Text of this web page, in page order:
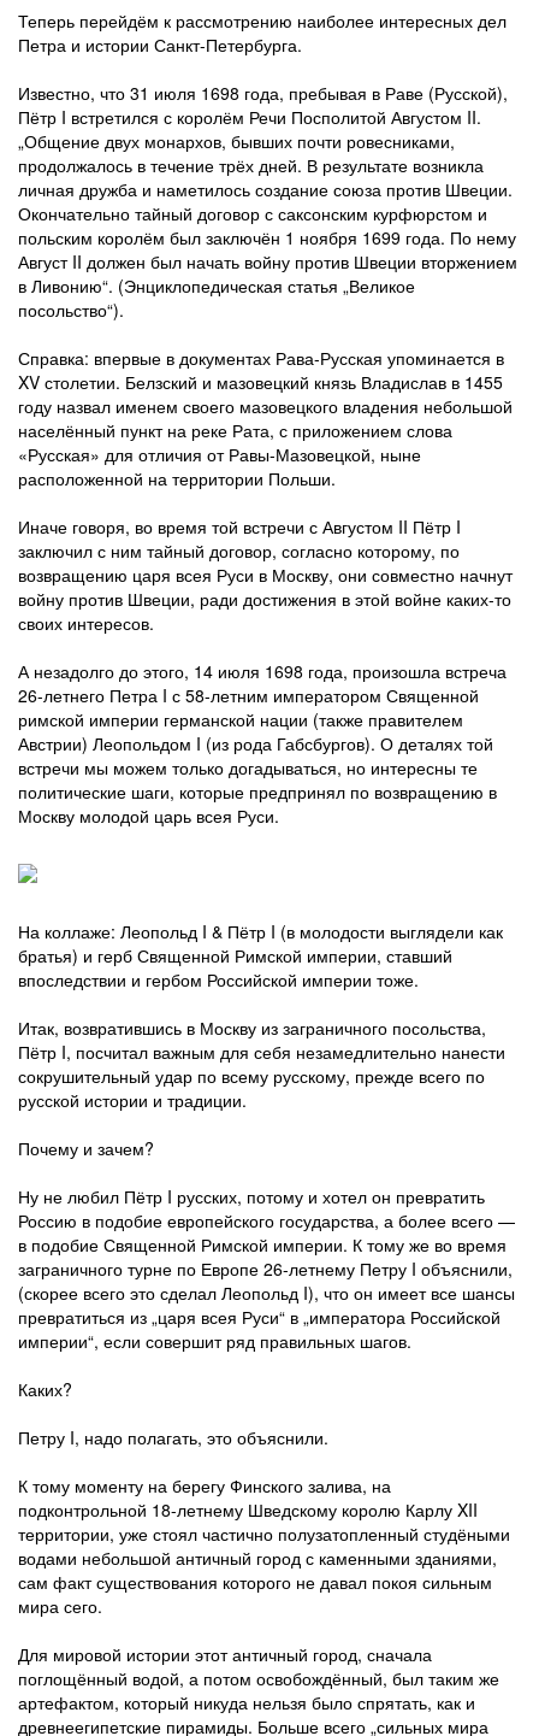
Теперь перейдём к рассмотрению наиболее интересных дел
Петра и истории Санкт-Петербурга.
Известно, что 31 июля 1698 года, пребывая в Раве (Русской),
Пётр I встретился с королём Речи Посполитой Августом II.
„Общение двух монархов, бывших почти ровесниками,
продолжалось в течение трёх дней. В результате возникла
личная дружба и наметилось создание союза против Швеции.
Окончательно тайный договор с саксонским курфюрстом и
польским королём был заключён 1 ноября 1699 года. По нему
Август II должен был начать войну против Швеции вторжением
в Ливонию“. (Энциклопедическая статья „Великое
посольство“).
Справка: впервые в документах Рава-Русская упоминается в
XV столетии. Белзский и мазовецкий князь Владислав в 1455
году назвал именем своего мазовецкого владения небольшой
населённый пункт на реке Рата, с приложением слова
«Русская» для отличия от Равы-Мазовецкой, ныне
расположенной на территории Польши.
Иначе говоря, во время той встречи с Августом II Пётр I
заключил с ним тайный договор, согласно которому, по
возвращению царя всея Руси в Москву, они совместно начнут
войну против Швеции, ради достижения в этой войне каких-то
своих интересов.
А незадолго до этого, 14 июля 1698 года, произошла встреча
26-летнего Петра I с 58-летним императором Священной
римской империи германской нации (также правителем
Австрии) Леопольдом I (из рода Габсбургов). О деталях той
встречи мы можем только догадываться, но интересны те
политические шаги, которые предпринял по возвращению в
Москву молодой царь всея Руси.
На коллаже: Леопольд I & Пётр I (в молодости выглядели как
братья) и герб Священной Римской империи, ставший
впоследствии и гербом Российской империи тоже.
Итак, возвратившись в Москву из заграничного посольства,
Пётр I, посчитал важным для себя незамедлительно нанести
сокрушительный удар по всему русскому, прежде всего по
русской истории и традиции.
Почему и зачем?
Ну не любил Пётр I русских, потому и хотел он превратить
Россию в подобие европейского государства, а более всего —
в подобие Священной Римской империи. К тому же во время
заграничного турне по Европе 26-летнему Петру I объяснили,
(скорее всего это сделал Леопольд I), что он имеет все шансы
превратиться из „царя всея Руси“ в „императора Российской
империи“, если совершит ряд правильных шагов.
Каких?
Петру I, надо полагать, это объяснили.
К тому моменту на берегу Финского залива, на
подконтрольной 18-летнему Шведскому королю Карлу XII
территории, уже стоял частично полузатопленный студёными
водами небольшой античный город с каменными зданиями,
сам факт существования которого не давал покоя сильным
мира сего.
Для мировой истории этот античный город, сначала
поглощённый водой, а потом освобождённый, был таким же
артефактом, который никуда нельзя было спрятать, как и
древнеегипетские пирамиды. Больше всего „сильных мира